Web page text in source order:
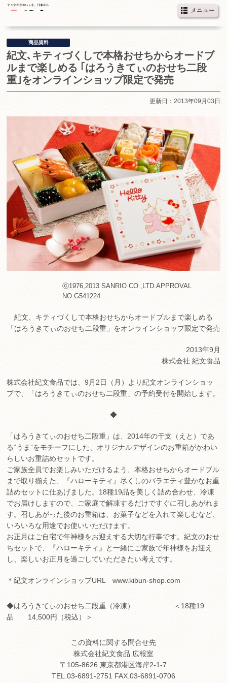
商品資料
紀文､キティづくしで本格おせちからオードブ
ルまで楽しめる ｢はろうきてぃのおせち二段
重｣をオンラインショップ限定で発売
更新日：2013年09月03日
ⓒ1976,2013 SANRIO CO.,LTD.APPROVAL
NO.G541224
紀文、キティづくしで本格おせちからオードブルまで楽しめる
「はろうきてぃのおせち二段重」をオンラインショップ限定で発売
2013年9月
株式会社 紀文食品
株式会社紀文食品では、9月2日（月）より紀文オンラインショッ
プで、「はろうきてぃのおせち二段重」の予約受付を開始します。
◆
「はろうきてぃのおせち二段重」は、2014年の干支（えと）であ
る“うま”をモチーフにした、オリジナルデザインのお重箱がかわい
らしいお重詰めセットです。
ご家族全員でお楽しみいただけるよう、本格おせちからオードブル
まで取り揃えた、『ハローキティ』尽くしのバラエティ豊かなお重
詰めセットに仕あげました。18種19品を美しく詰め合わせ、冷凍
でお届けしますので、ご家庭で解凍するだけですぐに召しあがれま
す。召しあがった後のお重箱は、お菓子などを入れて楽しむなど、
いろいろな用途でお使いいただけます。
お正月はご自宅で年神様をお迎えする大切な行事です。紀文のおせ
ちセットで、『ハローキティ』と一緒にご家族で年神様をお迎え
し、楽しいお正月を過ごしていただきたい考えです。
＊紀文オンラインショップURL www.kibun-shop.com
◆はろうきてぃのおせち二段重（冷凍） ＜18種19
品 14,500円（税込）＞
この資料に関する問合せ先
株式会社紀文食品 広報室
〒105-8626 東京都港区海岸2-1-7
TEL.03-6891-2751 FAX.03-6891-0706